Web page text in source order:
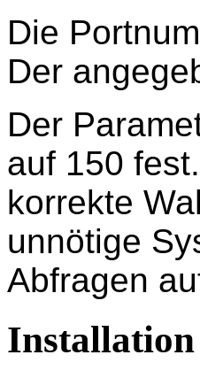
Die
Der
Der
auf 150
korrekte
unnötige
Abfragen
Installation